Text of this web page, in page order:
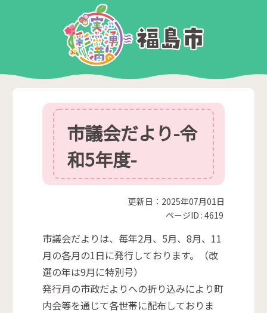
市議会だより-令
和5年度-
更新日：2025年07月01日
ページID :4619
市議会だよりは、毎年2月、5月、8月、11
月の各月の1日に発行しております。（改
選の年は9月に特別号）
発行月の市政だよりへの折り込みにより町
内会等を通じて各世帯に配布しておりま